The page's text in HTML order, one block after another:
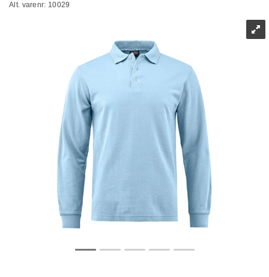
Alt. varenr: 10029